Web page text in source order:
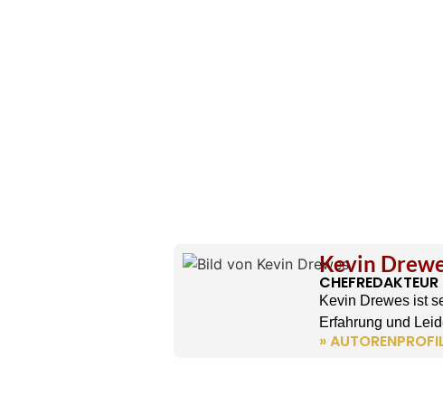
Kevin
CHEFREDAKTEUR
Kevin Drewes ist
Erfahrung und
»